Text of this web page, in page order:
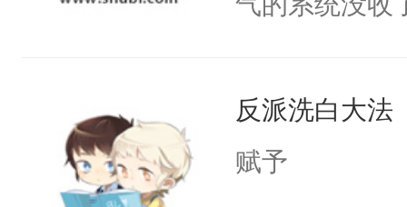
小白莲：“嘤
胡说，我没碰
了一颗红色
人，最终坐上
用见人，因为
言神龙见首不
反派洗白大法
赋予